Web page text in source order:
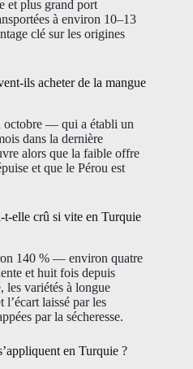
et plus grand port
à environ 10–13
clé sur les origines
ils acheter de la mangue
octobre — qui a établi un
dans la dernière
alors que la faible offre
et que le Pérou est
t-elle crû si vite en Turquie
140 % — environ quatre
et huit fois depuis
variétés à longue
laissé par les
par la sécheresse.
en Turquie ?